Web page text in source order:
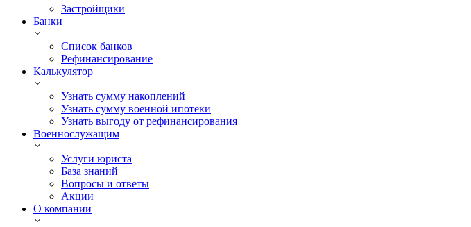
Застройщики
Банки
Список банков
Рефинансирование
Калькулятор
Узнать сумму накоплений
Узнать сумму военной ипотеки
Узнать выгоду от рефинансирования
Военнослужащим
Услуги юриста
База знаний
Вопросы и ответы
Акции
О компании